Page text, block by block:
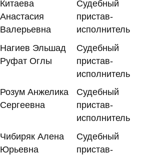
Китаева
Анастасия
Валерьевна
Судебный
пристав-
исполнитель
Нагиев Эльшад
Руфат Оглы
Судебный
пристав-
исполнитель
Розум Анжелика
Сергеевна
Судебный
пристав-
исполнитель
Чибиряк Алена
Юрьевна
Судебный
пристав-